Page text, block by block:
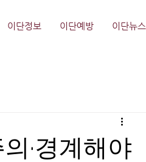
이단정보 이단예방 이단뉴스
·경계해야